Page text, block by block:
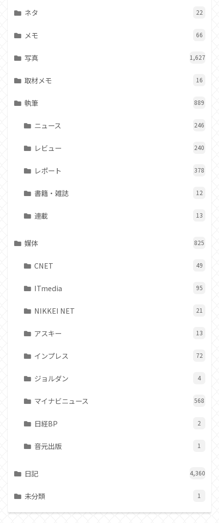
ネタ 22
メモ 66
写真 1,627
取材メモ 16
執筆 889
ニュース 246
レビュー 240
レポート 378
書籍・雑誌 12
連載 13
媒体 825
CNET 49
ITmedia 95
NIKKEI NET 21
アスキー 13
インプレス 72
ジョルダン 4
マイナビニュース 568
日経BP 2
音元出版 1
日記 4,360
未分類 1